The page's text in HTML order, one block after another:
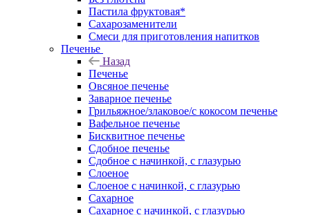
Пастила фруктовая*
Сахарозаменители
Смеси для приготовления напитков
Печенье
Назад
Печенье
Овсяное печенье
Заварное печенье
Грильяжное/злаковое/с кокосом печенье
Вафельное печенье
Бисквитное печенье
Сдобное печенье
Сдобное с начинкой, с глазурью
Слоеное
Слоеное с начинкой, с глазурью
Сахарное
Сахарное с начинкой, с глазурью